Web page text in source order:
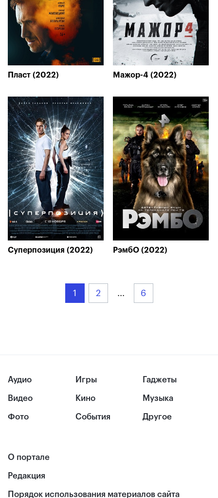
Пласт (2022) Мажор-4 (2022)
Суперпозиция (2022) РэмбО (2022)
1 2 ... 6
Аудио
Видео
Фото
Игры
Кино
События
Гаджеты
Музыка
Другое
О портале
Редакция
Порядок использования материалов сайта